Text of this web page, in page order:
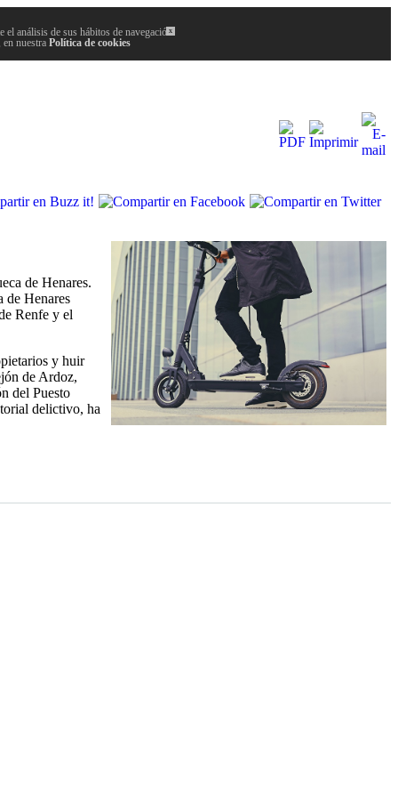
x
análisis de sus hábitos de navegación.
nuestra Política de cookies
de Henares.
de Henares
Renfe y el
y huir
de Ardoz,
del Puesto
delictivo, ha